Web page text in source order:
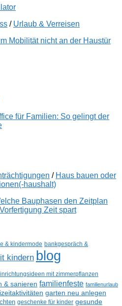
/ Urlaub & Verreisen
Mobilität nicht an der Haustür
für Familien: So gelingt der
/ Haus bauen oder
haushalt)
Bauphasen den Zeitplan
Zeit spart
& kindermode bankgespräch &
kindern blog
mit zimmerpflanzen
& sanieren familienfeste familienurlaub
garten neu anlegen
geschenke für kinder gesunde